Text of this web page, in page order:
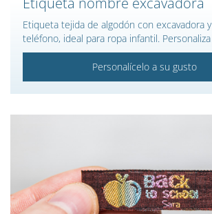
Etiqueta tejida de algodón con excavadora
teléfono, ideal para ropa infantil.
Personalícelo a su gusto